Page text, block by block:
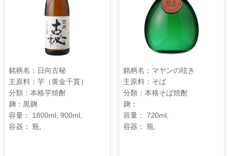
銘柄名：日向古秘
主原料：芋（黄金千貫）
分類：本格芋焼酎
麹：黒麹
容量： 1800ml, 900ml,
容器： 瓶,
銘柄名：マヤンの呟き
主原料：そば
分類：本格そば焼酎
麹：
容量： 720ml,
容器： 瓶,